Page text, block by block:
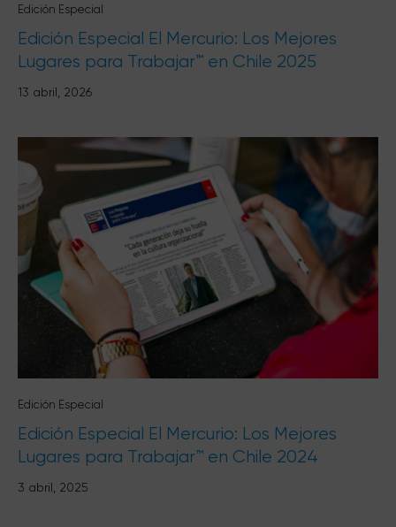
Edición Especial
Edición Especial El Mercurio: Los Mejores
Lugares para Trabajar™ en Chile 2025
13 abril, 2026
Edición Especial
Edición Especial El Mercurio: Los Mejores
Lugares para Trabajar™ en Chile 2024
3 abril, 2025